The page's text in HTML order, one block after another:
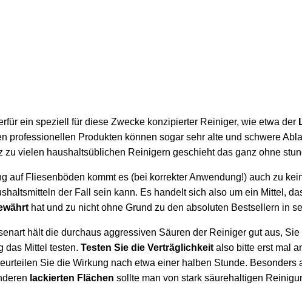
ein speziell für diese Zwecke konzipierter Reiniger, wie etwa der
professionellen Produkten können sogar sehr alte und schwere
zu vielen haushaltsüblichen Reinigern geschieht das ganz ohne
auf Fliesenböden kommt es (bei korrekter Anwendung!) auch zu
der Fall sein kann. Es handelt sich also um ein Mittel,
hat und zu nicht ohne Grund zu den absoluten Bestsellern in
hält die durchaus aggressiven Säuren der Reiniger gut aus,
das Mittel testen. Testen Sie die Verträglichkeit also bitte erst mal
Sie die Wirkung nach etwa einer halben Stunde. Besonders
lackierten Flächen sollte man von stark säurehaltigen